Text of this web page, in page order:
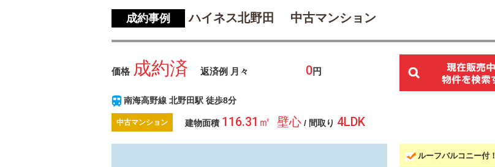
成約事例 ハイネス北野田 中古マンション
価格 成約済 返済例 月々 円
南海高野線 北野田駅 徒歩8分
中古マンション 建物面積 116.31㎡ 壁心 / 間取り 4LDK
ルーフバルコニー付！